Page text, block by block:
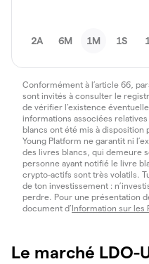
2A 6M 1M 1S
Conformément à l’article 66,
sont invités à consulter le
de vérifier l’existence
informations associées
blancs ont été mis à
Young Platform ne garantit ni
des livres blancs, qui demeure
personne ayant notifié le livre
crypto-actifs sont très volatils.
de ton investissement :
perdre. Pour une présentation
document d’Information sur les
Le marché LDO-